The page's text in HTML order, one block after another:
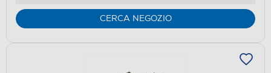
CERCA NEGOZIO